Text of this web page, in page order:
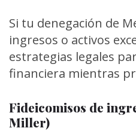
Si tu denegación de
ingresos o activos
estrategias legales
financiera mientras
Fideicomisos de
Miller)